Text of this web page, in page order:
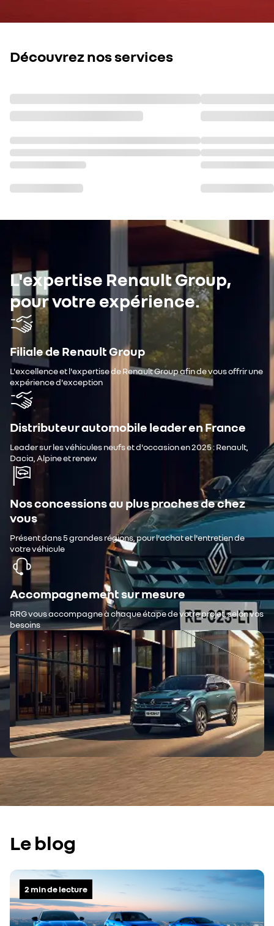
Découvrez nos services
L'expertise Renault Group,
pour votre expérience.
Filiale de Renault Group
L'excellence et l'expertise de Renault Group afin de vous offrir une
expérience d'exception
Distributeur automobile leader en France
Leader sur les véhicules neufs et d'occasion en 2025 : Renault,
Dacia, Alpine et renew
Nos concessions au plus proches de chez
vous
Présent dans 5 grandes régions, pour l'achat et l'entretien de
votre véhicule
Accompagnement sur mesure
RRG vous accompagne à chaque étape de votre projet, selon vos
besoins
Le blog
2 min de lecture